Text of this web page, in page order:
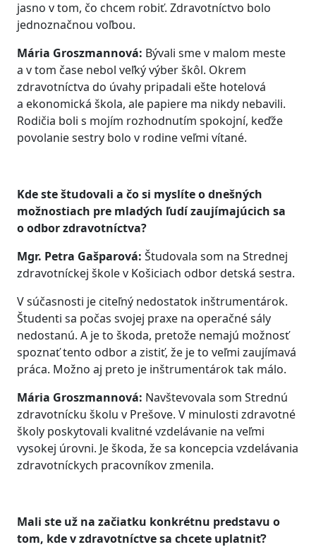
jasno v tom, čo chcem robiť. Zdravotníctvo bolo
jednoznačnou voľbou.
Mária Groszmannová: Bývali sme v malom meste
a v tom čase nebol veľký výber škôl. Okrem
zdravotníctva do úvahy pripadali ešte hotelová
a ekonomická škola, ale papiere ma nikdy nebavili.
Rodičia boli s mojím rozhodnutím spokojní, keďže
povolanie sestry bolo v rodine veľmi vítané.
Kde ste študovali a čo si myslíte o dnešných
možnostiach pre mladých ľudí zaujímajúcich sa
o odbor zdravotníctva?
Mgr. Petra Gašparová: Študovala som na Strednej
zdravotníckej škole v Košiciach odbor detská sestra.
V súčasnosti je citeľný nedostatok inštrumentárok.
Študenti sa počas svojej praxe na operačné sály
nedostanú. A je to škoda, pretože nemajú možnosť
spoznať tento odbor a zistiť, že je to veľmi zaujímavá
práca. Možno aj preto je inštrumentárok tak málo.
Mária Groszmannová: Navštevovala som Strednú
zdravotnícku školu v Prešove. V minulosti zdravotné
školy poskytovali kvalitné vzdelávanie na veľmi
vysokej úrovni. Je škoda, že sa koncepcia vzdelávania
zdravotníckych pracovníkov zmenila.
Mali ste už na začiatku konkrétnu predstavu o
tom, kde v zdravotníctve sa chcete uplatniť?